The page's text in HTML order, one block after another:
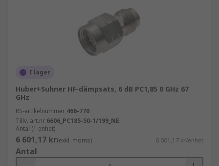
I lager
Huber+Suhner HF-dämpsats, 6 dB PC1,85 0 GHz 67
GHz
RS-artikelnummer 466-770
Tillv. art.nr 6606_PC185-50-1/199_NE
Antal (1 enhet)
6 601,17 kr(exkl. moms) 6 601,17 kr/enhet
Antal